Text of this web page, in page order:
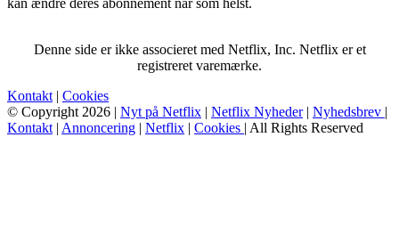
kan ændre deres abonnement når som helst.
Denne side er ikke associeret med Netflix, Inc. Netflix er et
registreret varemærke.
Kontakt | Cookies
© Copyright 2026 | Nyt på Netflix | Netflix Nyheder| Nyhedsbrev |
Kontakt | Annoncering | Netflix | Cookies | All Rights Reserved